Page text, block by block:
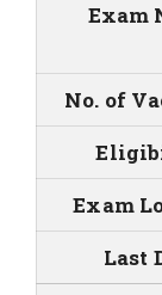
Exam
No. of
Exam
Last